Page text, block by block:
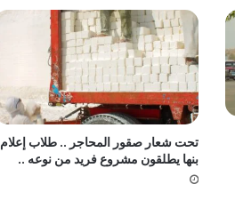
تحت شعار صقور المحاجر .. طلاب إعلام
بنها يطلقون مشروع فريد من نوعه ..